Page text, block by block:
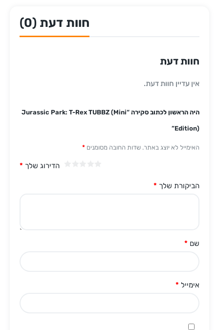
חוות דעת (0)
חוות דעת
אין עדיין חוות דעת.
היה הראשון לכתוב סקירה “Jurassic Park: T-Rex TUBBZ (Mini
Edition)”
האימייל לא יוצג באתר. שדות החובה מסומנים *
הדירוג שלך *
הביקורת שלך *
שם *
אימייל *